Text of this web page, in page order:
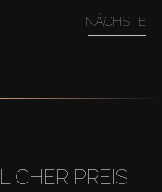
NÄCHSTE
PREIS